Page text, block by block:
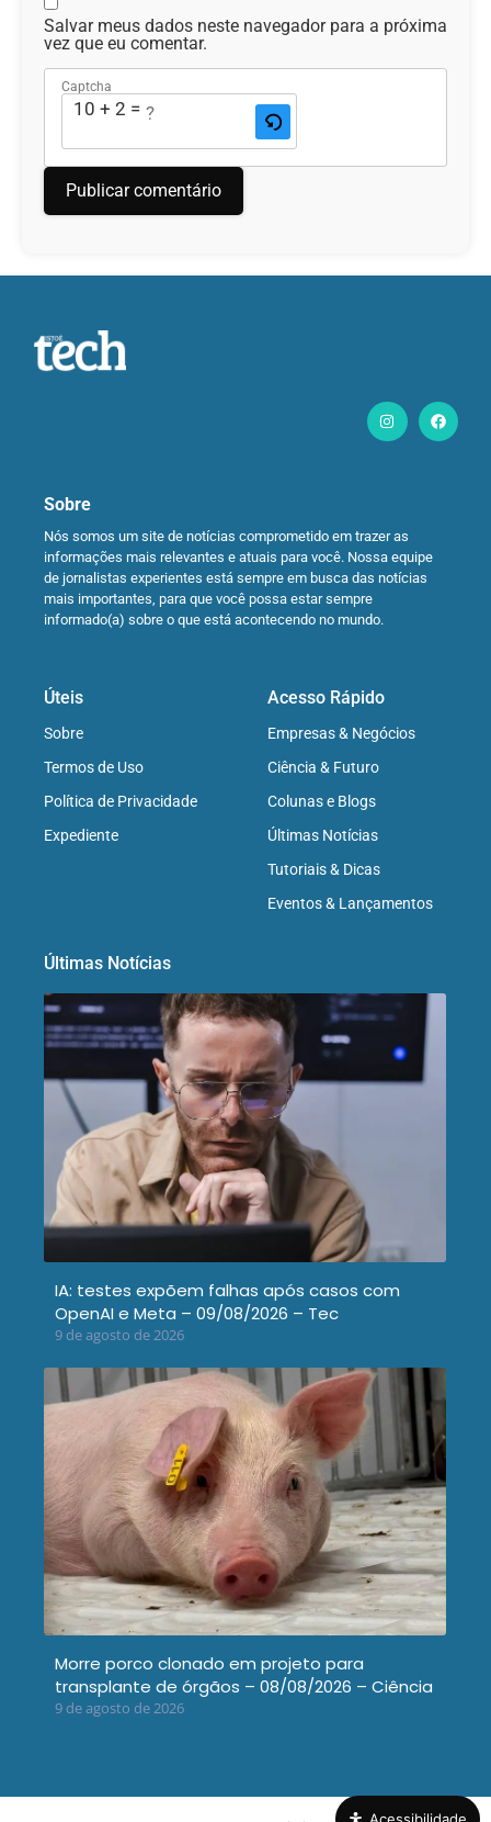
Salvar meus dados neste navegador para a próxima
vez que eu comentar.
Captcha
10 + 2 = ?
Sobre
Nós somos um site de notícias comprometido em trazer as
informações mais relevantes e atuais para você. Nossa equipe
de jornalistas experientes está sempre em busca das notícias
mais importantes, para que você possa estar sempre
informado(a) sobre o que está acontecendo no mundo.
Úteis
Sobre
Termos de Uso
Política de Privacidade
Expediente
Acesso Rápido
Empresas & Negócios
Ciência & Futuro
Colunas e Blogs
Últimas Notícias
Tutoriais & Dicas
Eventos & Lançamentos
Últimas Notícias
IA: testes expõem falhas após casos com
OpenAI e Meta – 09/08/2026 – Tec
9 de agosto de 2026
Morre porco clonado em projeto para
transplante de órgãos – 08/08/2026 – Ciência
9 de agosto de 2026